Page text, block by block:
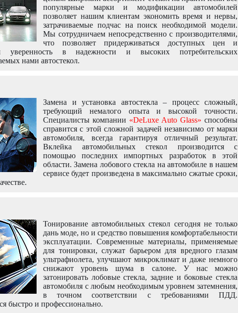
популярные марки и модификации автомобилей
позволяет нашим клиентам экономить время и нервы,
затрачиваемые подчас на поиск необходимой модели.
Мы сотрудничаем непосредственно с производителями,
что позволяет придерживаться доступных цен и
уверенность в надежности и высоких потребительских
нами автостекол.
Замена и установка автостекла – процесс сложный,
требующий немалого опыта и высокой точности.
Специалисты компании «DeLuxe Auto Glass» способны
справится с этой сложной задачей независимо от марки
автомобиля, всегда гарантируя отличный результат.
Вклейка автомобильных стекол производится с
помощью последних импортных разработок в этой
области. Замена лобового стекла на автомобиле в нашем
сервисе будет произведена в максимально сжатые сроки,
Тонирование автомобильных стекол сегодня не только
дань моде, но и средство повышения комфортабельности
эксплуатации. Современные материалы, применяемые
для тонировки, служат барьером для вредного глазам
ультрафиолета, улучшают микроклимат и даже немного
снижают уровень шума в салоне. У нас можно
затонировать лобовые стекла, задние и боковые стекла
автомобиля с любым необходимым уровнем затемнения,
в точном соответствии с требованиями ПДД.
быстро и профессионально.